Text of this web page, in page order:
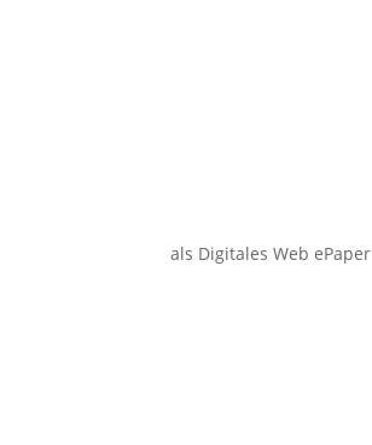
als Digitales Web ePaper